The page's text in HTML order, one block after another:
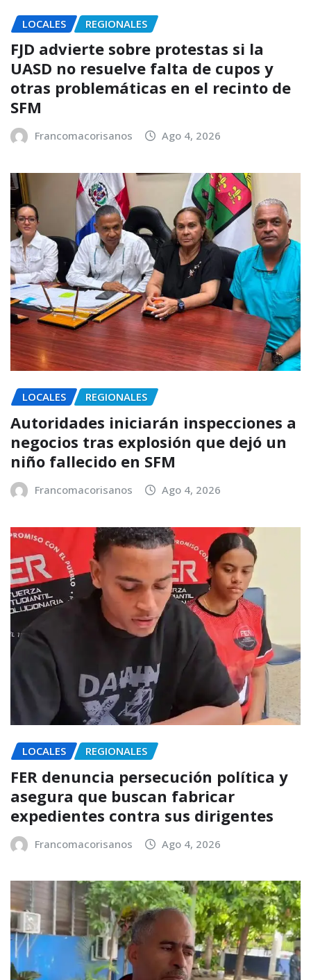
LOCALES REGIONALES
FJD advierte sobre protestas si la
UASD no resuelve falta de cupos y
otras problemáticas en el recinto de
SFM
Francomacorisanos Ago 4, 2026
LOCALES REGIONALES
Autoridades iniciarán inspecciones a
negocios tras explosión que dejó un
niño fallecido en SFM
Francomacorisanos Ago 4, 2026
LOCALES REGIONALES
FER denuncia persecución política y
asegura que buscan fabricar
expedientes contra sus dirigentes
Francomacorisanos Ago 4, 2026